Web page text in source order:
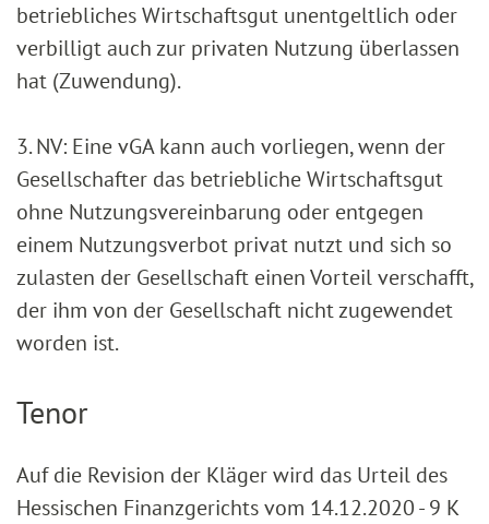
betriebliches Wirtschaftsgut unentgeltlich oder
verbilligt auch zur privaten Nutzung überlassen
hat (Zuwendung).
3. NV: Eine vGA kann auch vorliegen, wenn der
Gesellschafter das betriebliche Wirtschaftsgut
ohne Nutzungsvereinbarung oder entgegen
einem Nutzungsverbot privat nutzt und sich so
zulasten der Gesellschaft einen Vorteil verschafft,
der ihm von der Gesellschaft nicht zugewendet
worden ist.
Tenor
Auf die Revision der Kläger wird das Urteil des
Hessischen Finanzgerichts vom 14.12.2020 - 9 K